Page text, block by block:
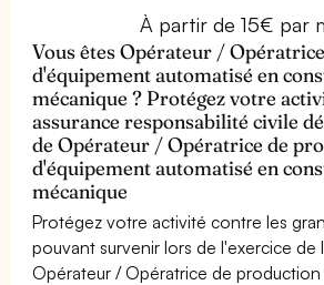
À partir de 15€ par
Vous êtes Opérateur /
d'équipement automatisé en
mécanique ? Protégez votre
assurance responsabilité civile
de Opérateur / Opératrice de
d'équipement automatisé en
mécanique
Protégez votre activité contre les
pouvant survenir lors de l'exercice de
Opérateur / Opératrice de